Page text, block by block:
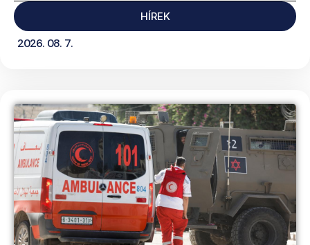
HÍREK
2026. 08. 7.